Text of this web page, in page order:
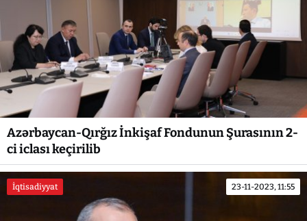
Azərbaycan-Qırğız İnkişaf Fondunun Şurasının 2-
ci iclası keçirilib
İqtisadiyyat 23-11-2023, 11:55